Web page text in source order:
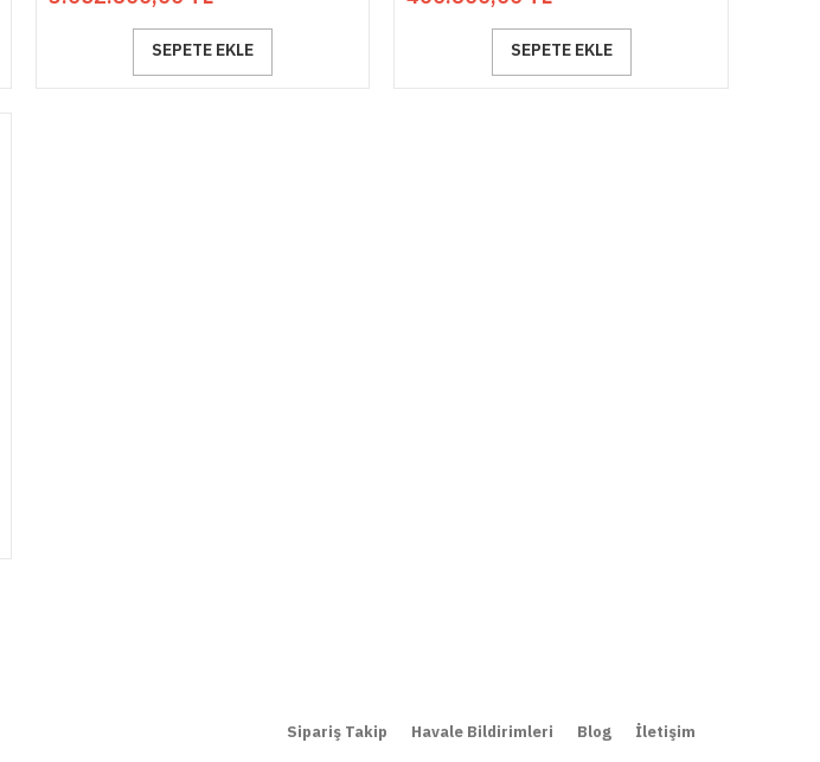
SEPETE EKLE SEPETE EKLE
Sipariş Takip Havale Bildirimleri Blog İletişim